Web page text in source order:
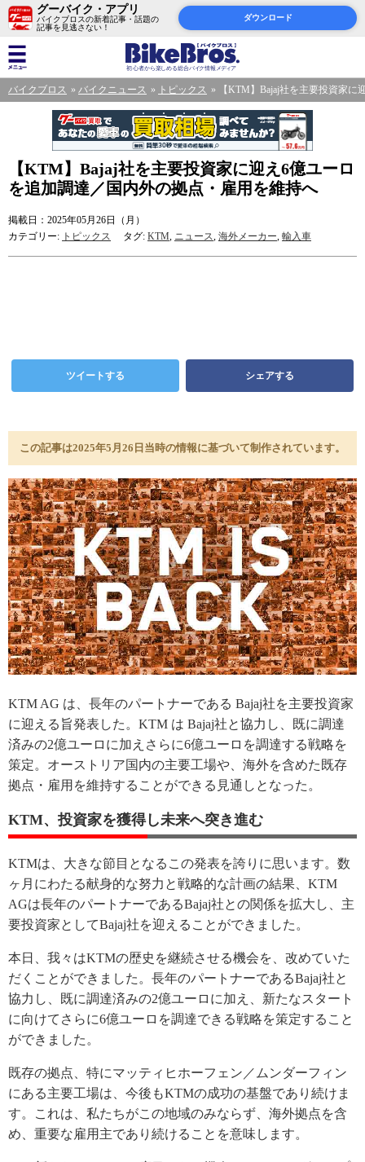
グーバイク・アプリ
バイクブロスの新着記事・話題の
記事を見逃さない！
ダウンロード
バイクブロス バイクニュース トピックス 【KTM】Bajaj社を主要投資家
【KTM】Bajaj社を主要投資家に迎え6億ユーロ
を追加調達／国内外の拠点・雇用を維持へ
掲載日：2025年05月26日（月）
カテゴリー: トピックス タグ: KTM, ニュース, 海外メーカー, 輸入車
ツイートする シェアする
この記事は2025年5月26日当時の情報に基づいて制作されています。
KTM AG は、長年のパートナーである Bajaj社を主要投資家
に迎える旨発表した。KTM は Bajaj社と協力し、既に調達
済みの2億ユーロに加えさらに6億ユーロを調達する戦略を
策定。オーストリア国内の主要工場や、海外を含めた既存
拠点・雇用を維持することができる見通しとなった。
KTM、投資家を獲得し未来へ突き進む
KTMは、大きな節目となるこの発表を誇りに思います。数
ヶ月にわたる献身的な努力と戦略的な計画の結果、KTM
AGは長年のパートナーであるBajaj社との関係を拡大し、主
要投資家としてBajaj社を迎えることができました。
本日、我々はKTMの歴史を継続させる機会を、改めていた
だくことができました。長年のパートナーであるBajaj社と
協力し、既に調達済みの2億ユーロに加え、新たなスタート
に向けてさらに6億ユーロを調達できる戦略を策定すること
ができました。
既存の拠点、特にマッティヒホーフェン／ムンダーフィン
にある主要工場は、今後もKTMの成功の基盤であり続けま
す。これは、私たちがこの地域のみならず、海外拠点を含
め、重要な雇用主であり続けることを意味します。